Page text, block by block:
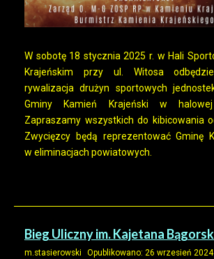
W sobotę 18 stycznia 2025 r. w Hali
Krajeńskim przy ul. Witosa
rywalizacja drużyn sportowych
Gminy Kamień Krajeński w
Zapraszamy wszystkich do kibicowania
Zwycięzcy będą reprezentować Gminę
w eliminacjach powiatowych.
Bieg Uliczny im. Kajetana
m.stasierowski Opublikowano: 26 wrzesień 2024